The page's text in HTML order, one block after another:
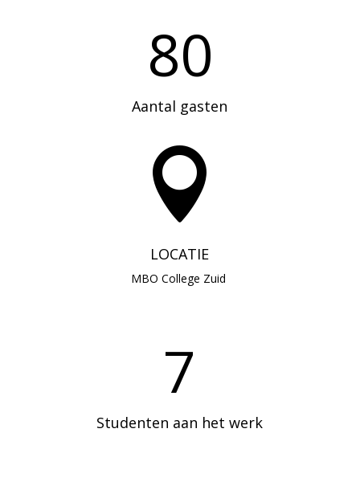
80
Aantal gasten

LOCATIE
MBO College Zuid
7
Studenten aan het werk